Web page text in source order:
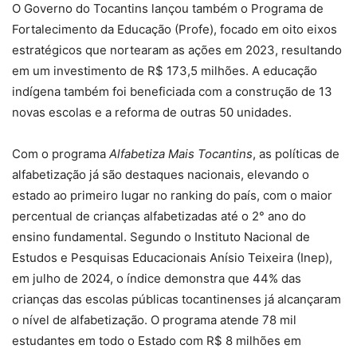
O Governo do Tocantins lançou também o Programa de
Fortalecimento da Educação (Profe), focado em oito eixos
estratégicos que nortearam as ações em 2023, resultando
em um investimento de R$ 173,5 milhões. A educação
indígena também foi beneficiada com a construção de 13
novas escolas e a reforma de outras 50 unidades.
Com o programa Alfabetiza Mais Tocantins, as políticas de
alfabetização já são destaques nacionais, elevando o
estado ao primeiro lugar no ranking do país, com o maior
percentual de crianças alfabetizadas até o 2° ano do
ensino fundamental. Segundo o Instituto Nacional de
Estudos e Pesquisas Educacionais Anísio Teixeira (Inep),
em julho de 2024, o índice demonstra que 44% das
crianças das escolas públicas tocantinenses já alcançaram
o nível de alfabetização. O programa atende 78 mil
estudantes em todo o Estado com R$ 8 milhões em